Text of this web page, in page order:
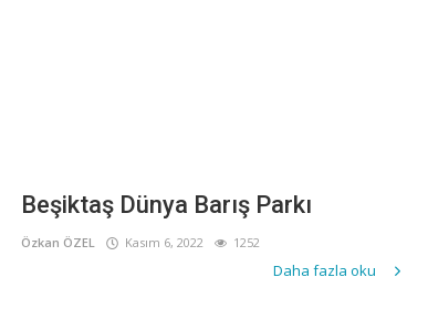
Beşiktaş Dünya Barış Parkı
Özkan ÖZEL Kasım 6, 2022 1252
Daha fazla oku